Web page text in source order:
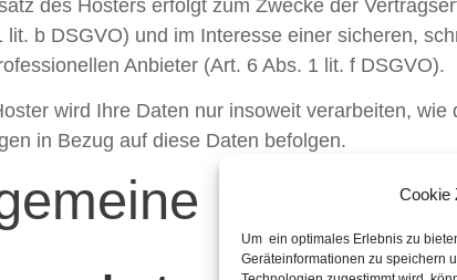
Cookie
Um ein optimales Erlebnis zu
Geräteinformationen zu speichern
des Hosters erfolgt zum Zwecke der
lit. b DSGVO) und im Interesse einer sicheren,
Anbieter (Art. 6 Abs. 1 lit. f DSGVO).
wird Ihre Daten nur insoweit verarbeiten,
in Bezug auf diese Daten befolgen.
Hinweise